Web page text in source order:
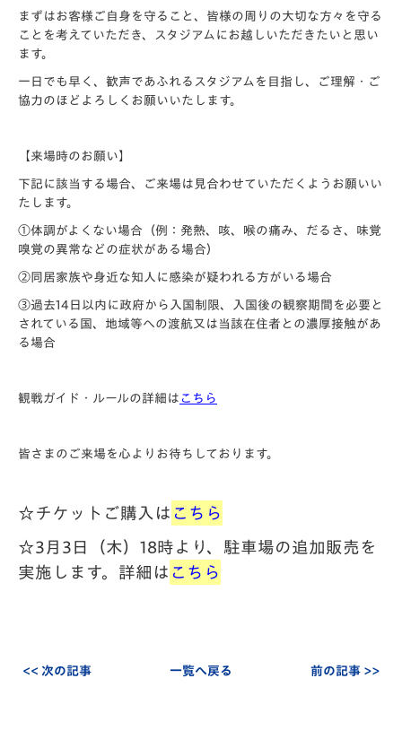
まずはお客様ご自身を守ること、皆様の周りの大切な方々を守る
ことを考えていただき、スタジアムにお越しいただきたいと思い
ます。
一日でも早く、歓声であふれるスタジアムを目指し、ご理解・ご
協力のほどよろしくお願いいたします。
【来場時のお願い】
下記に該当する場合、ご来場は見合わせていただくようお願いい
たします。
①体調がよくない場合（例：発熱、咳、喉の痛み、だるさ、味覚
嗅覚の異常などの症状がある場合）
②同居家族や身近な知人に感染が疑われる方がいる場合
③過去14日以内に政府から入国制限、入国後の観察期間を必要と
されている国、地域等への渡航又は当該在住者との濃厚接触があ
る場合
観戦ガイド・ルールの詳細は こちら
皆さまのご来場を心よりお待ちしております。
☆チケットご購入は こちら
☆3月3日（木）18時より、駐車場の追加販売を
実施します。詳細は こちら
<< 次の記事 一覧へ戻る 前の記事 >>